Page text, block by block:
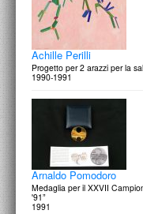
Achille Perilli
Progetto per 2 arazzi per la
1990-1991
Arnaldo Pomodoro
Medaglia per il XXVII
'91”
1991